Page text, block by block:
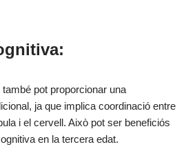
pot proporcionar una
ja que implica coordinació entre
i el cervell. Això pot ser beneficiós
en la tercera edat.